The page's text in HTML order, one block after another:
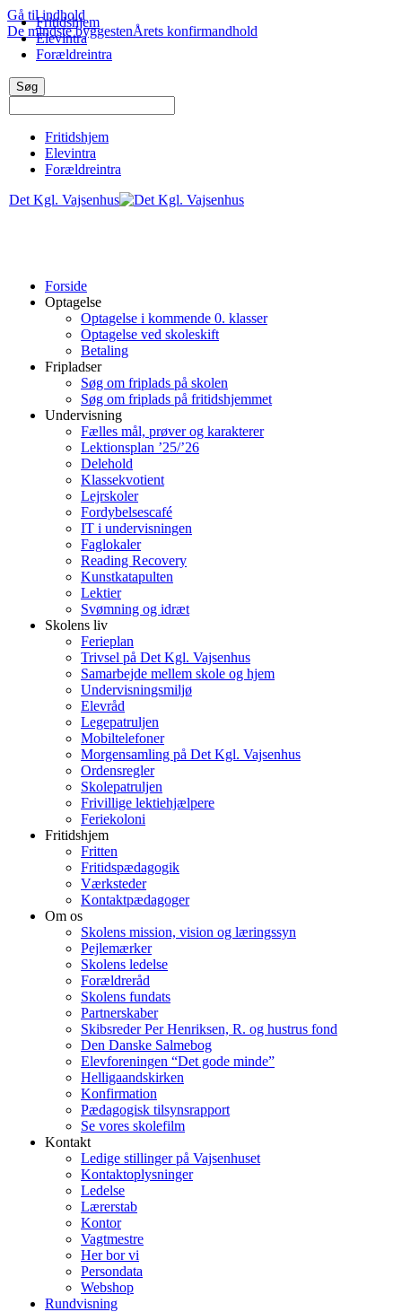
Gå til indhold
De mindste byggestenÅrets konfirmandhold
Fritidshjem
Elevintra
Forældreintra
Det Kgl. Vajsenhus
Forside
Optagelse
Optagelse i kommende 0. klasser
Optagelse ved skoleskift
Betaling
Fripladser
Søg om friplads på skolen
Søg om friplads på fritidshjemmet
Undervisning
Fælles mål, prøver og karakterer
Lektionsplan ’25/’26
Delehold
Klassekvotient
Lejrskoler
Fordybelsescafé
IT i undervisningen
Faglokaler
Reading Recovery
Kunstkatapulten
Lektier
Svømning og idræt
Skolens liv
Ferieplan
Trivsel på Det Kgl. Vajsenhus
Samarbejde mellem skole og hjem
Undervisningsmiljø
Elevråd
Legepatruljen
Mobiltelefoner
Morgensamling på Det Kgl. Vajsenhus
Ordensregler
Skolepatruljen
Frivillige lektiehjælpere
Feriekoloni
Fritidshjem
Fritten
Fritidspædagogik
Værksteder
Kontaktpædagoger
Om os
Skolens mission, vision og læringssyn
Pejlemærker
Skolens ledelse
Forældreråd
Skolens fundats
Partnerskaber
Skibsreder Per Henriksen, R. og hustrus fond
Den Danske Salmebog
Elevforeningen “Det gode minde”
Helligaandskirken
Konfirmation
Pædagogisk tilsynsrapport
Se vores skolefilm
Kontakt
Ledige stillinger på Vajsenhuset
Kontaktoplysninger
Ledelse
Lærerstab
Kontor
Vagtmestre
Her bor vi
Persondata
Webshop
Rundvisning
Fritidshjem
Elevintra
Forældreintra